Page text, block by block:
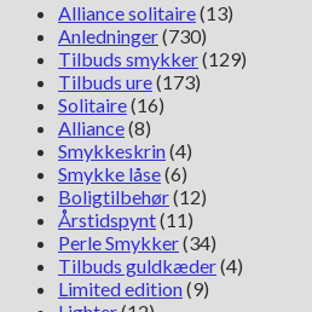
Alliance solitaire(13)
Anledninger(730)
Tilbuds smykker(129)
Tilbuds ure(173)
Solitaire(16)
Alliance(8)
Smykkeskrin(4)
Smykke låse(6)
Boligtilbehør(12)
Årstidspynt(11)
Perle Smykker(34)
Tilbuds guldkæder(4)
Limited edition(9)